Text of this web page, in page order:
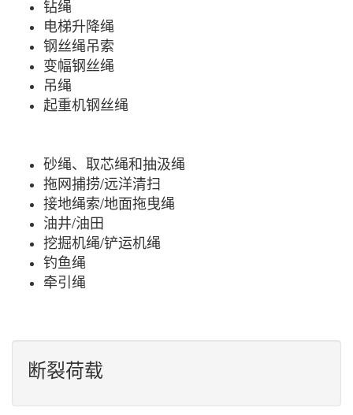
钻绳
电梯升降绳
钢丝绳吊索
变幅钢丝绳
吊绳
起重机钢丝绳
砂绳、取芯绳和抽汲绳
拖网捕捞/远洋清扫
接地绳索/地面拖曳绳
油井/油田
挖掘机绳/铲运机绳
钓鱼绳
牵引绳
断裂荷载